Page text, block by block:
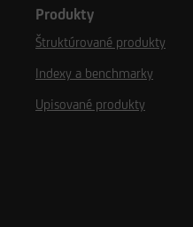
Produkty
Štruktúrované produkty
Indexy a benchmarky
Upisované produkty